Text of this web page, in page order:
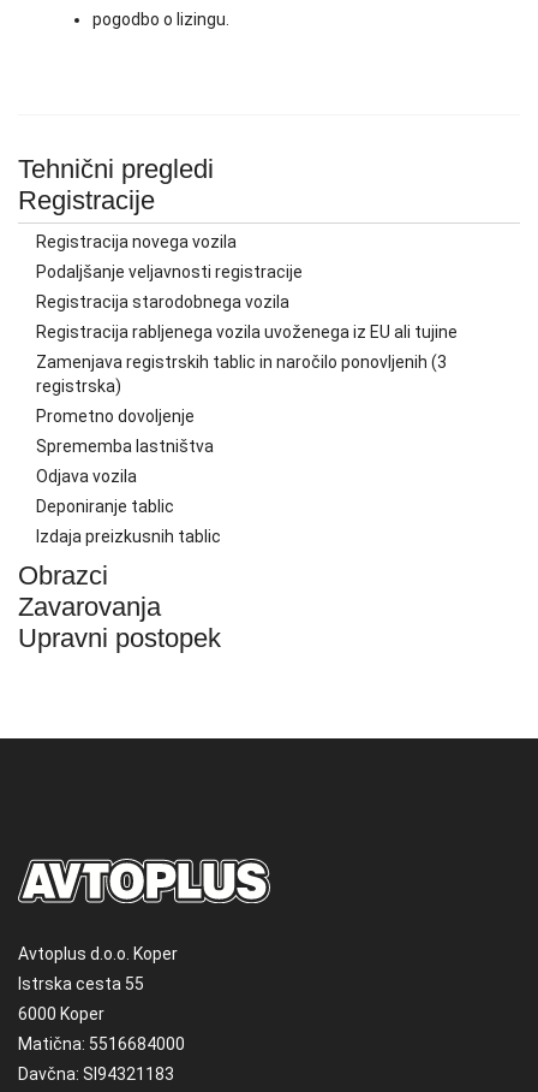
Tehnični pregledi
Registracije
Registracija novega vozila
Podaljšanje veljavnosti registracije
Registracija starodobnega vozila
Registracija rabljenega vozila uvoženega iz EU ali tujine
Zamenjava registrskih tablic in naročilo ponovljenih (3
registrska)
Prometno dovoljenje
Sprememba lastništva
Odjava vozila
Deponiranje tablic
Izdaja preizkusnih tablic
Obrazci
Zavarovanja
Upravni postopek
pogodbo o lizingu.
Avtoplus d.o.o. Koper
Istrska cesta 55
6000 Koper
Matična: 5516684000
Davčna: SI94321183